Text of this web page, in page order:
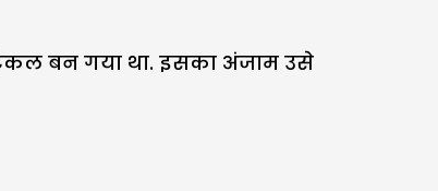
बन गया था. इसका अंजाम उसे